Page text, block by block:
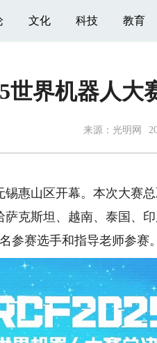
文化 科技 教育
世界机器人大
来源： 光明网
惠山区开幕。本次大赛总
克斯坦、越南、泰国、
参赛选手和指导老师参赛。